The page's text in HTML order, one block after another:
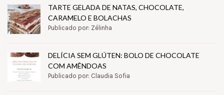
TARTE GELADA DE NATAS, CHOCOLATE,
CARAMELO E BOLACHAS
Publicado por: Zélinha
DELÍCIA SEM GLÚTEN: BOLO DE CHOCOLATE
COM AMÊNDOAS
Publicado por: Claudia Sofia